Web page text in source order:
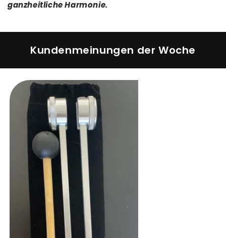
ganzheitliche Harmonie.
Kundenmeinungen der Woche